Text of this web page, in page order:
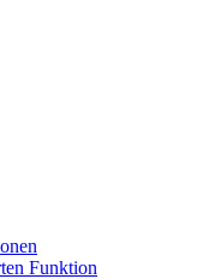
Funktion